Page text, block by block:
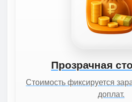
Прозрачная
Стоимость фиксируется
доплат.